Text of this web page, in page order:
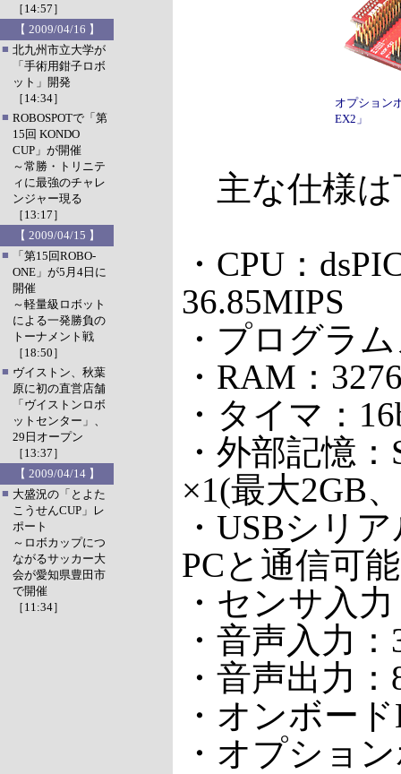
［14:57］
【 2009/04/16 】
■ 北九州市立大学が
「手術用鉗子ロボ
ット」開発
［14:34］
■ ROBOSPOTで「第
15回 KONDO
CUP」が開催
～常勝・トリニテ
ィに最強のチャレ
ンジャー現る
［13:17］
【 2009/04/15 】
■
「第15回ROBO-
ONE」が5月4日に
開催
～軽量級ロボット
による一発勝負の
トーナメント戦
［18:50］
■ ヴイストン、秋葉
原に初の直営店舗
「ヴイストンロボ
ットセンター」、
29日オープン
［13:37］
【 2009/04/14 】
■ 大盛況の「とよた
こうせんCUP」レ
ポート
～ロボカップにつ
ながるサッカー大
会が愛知県豊田市
で開催
［11:34］
オプション
EX2」
主な仕様は
・CPU：
36.85MIPS
・プログラ
・RAM：
・タイマ：
・外部記憶
×1(最大2GB
・USBシリ
PCと通信可
・センサ入
・音声入力
・音声出力
・オンボー
・オプショ